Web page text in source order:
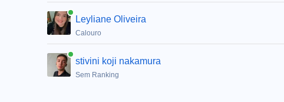
Leyliane Oliveira
Calouro
stivini koji nakamura
Sem Ranking